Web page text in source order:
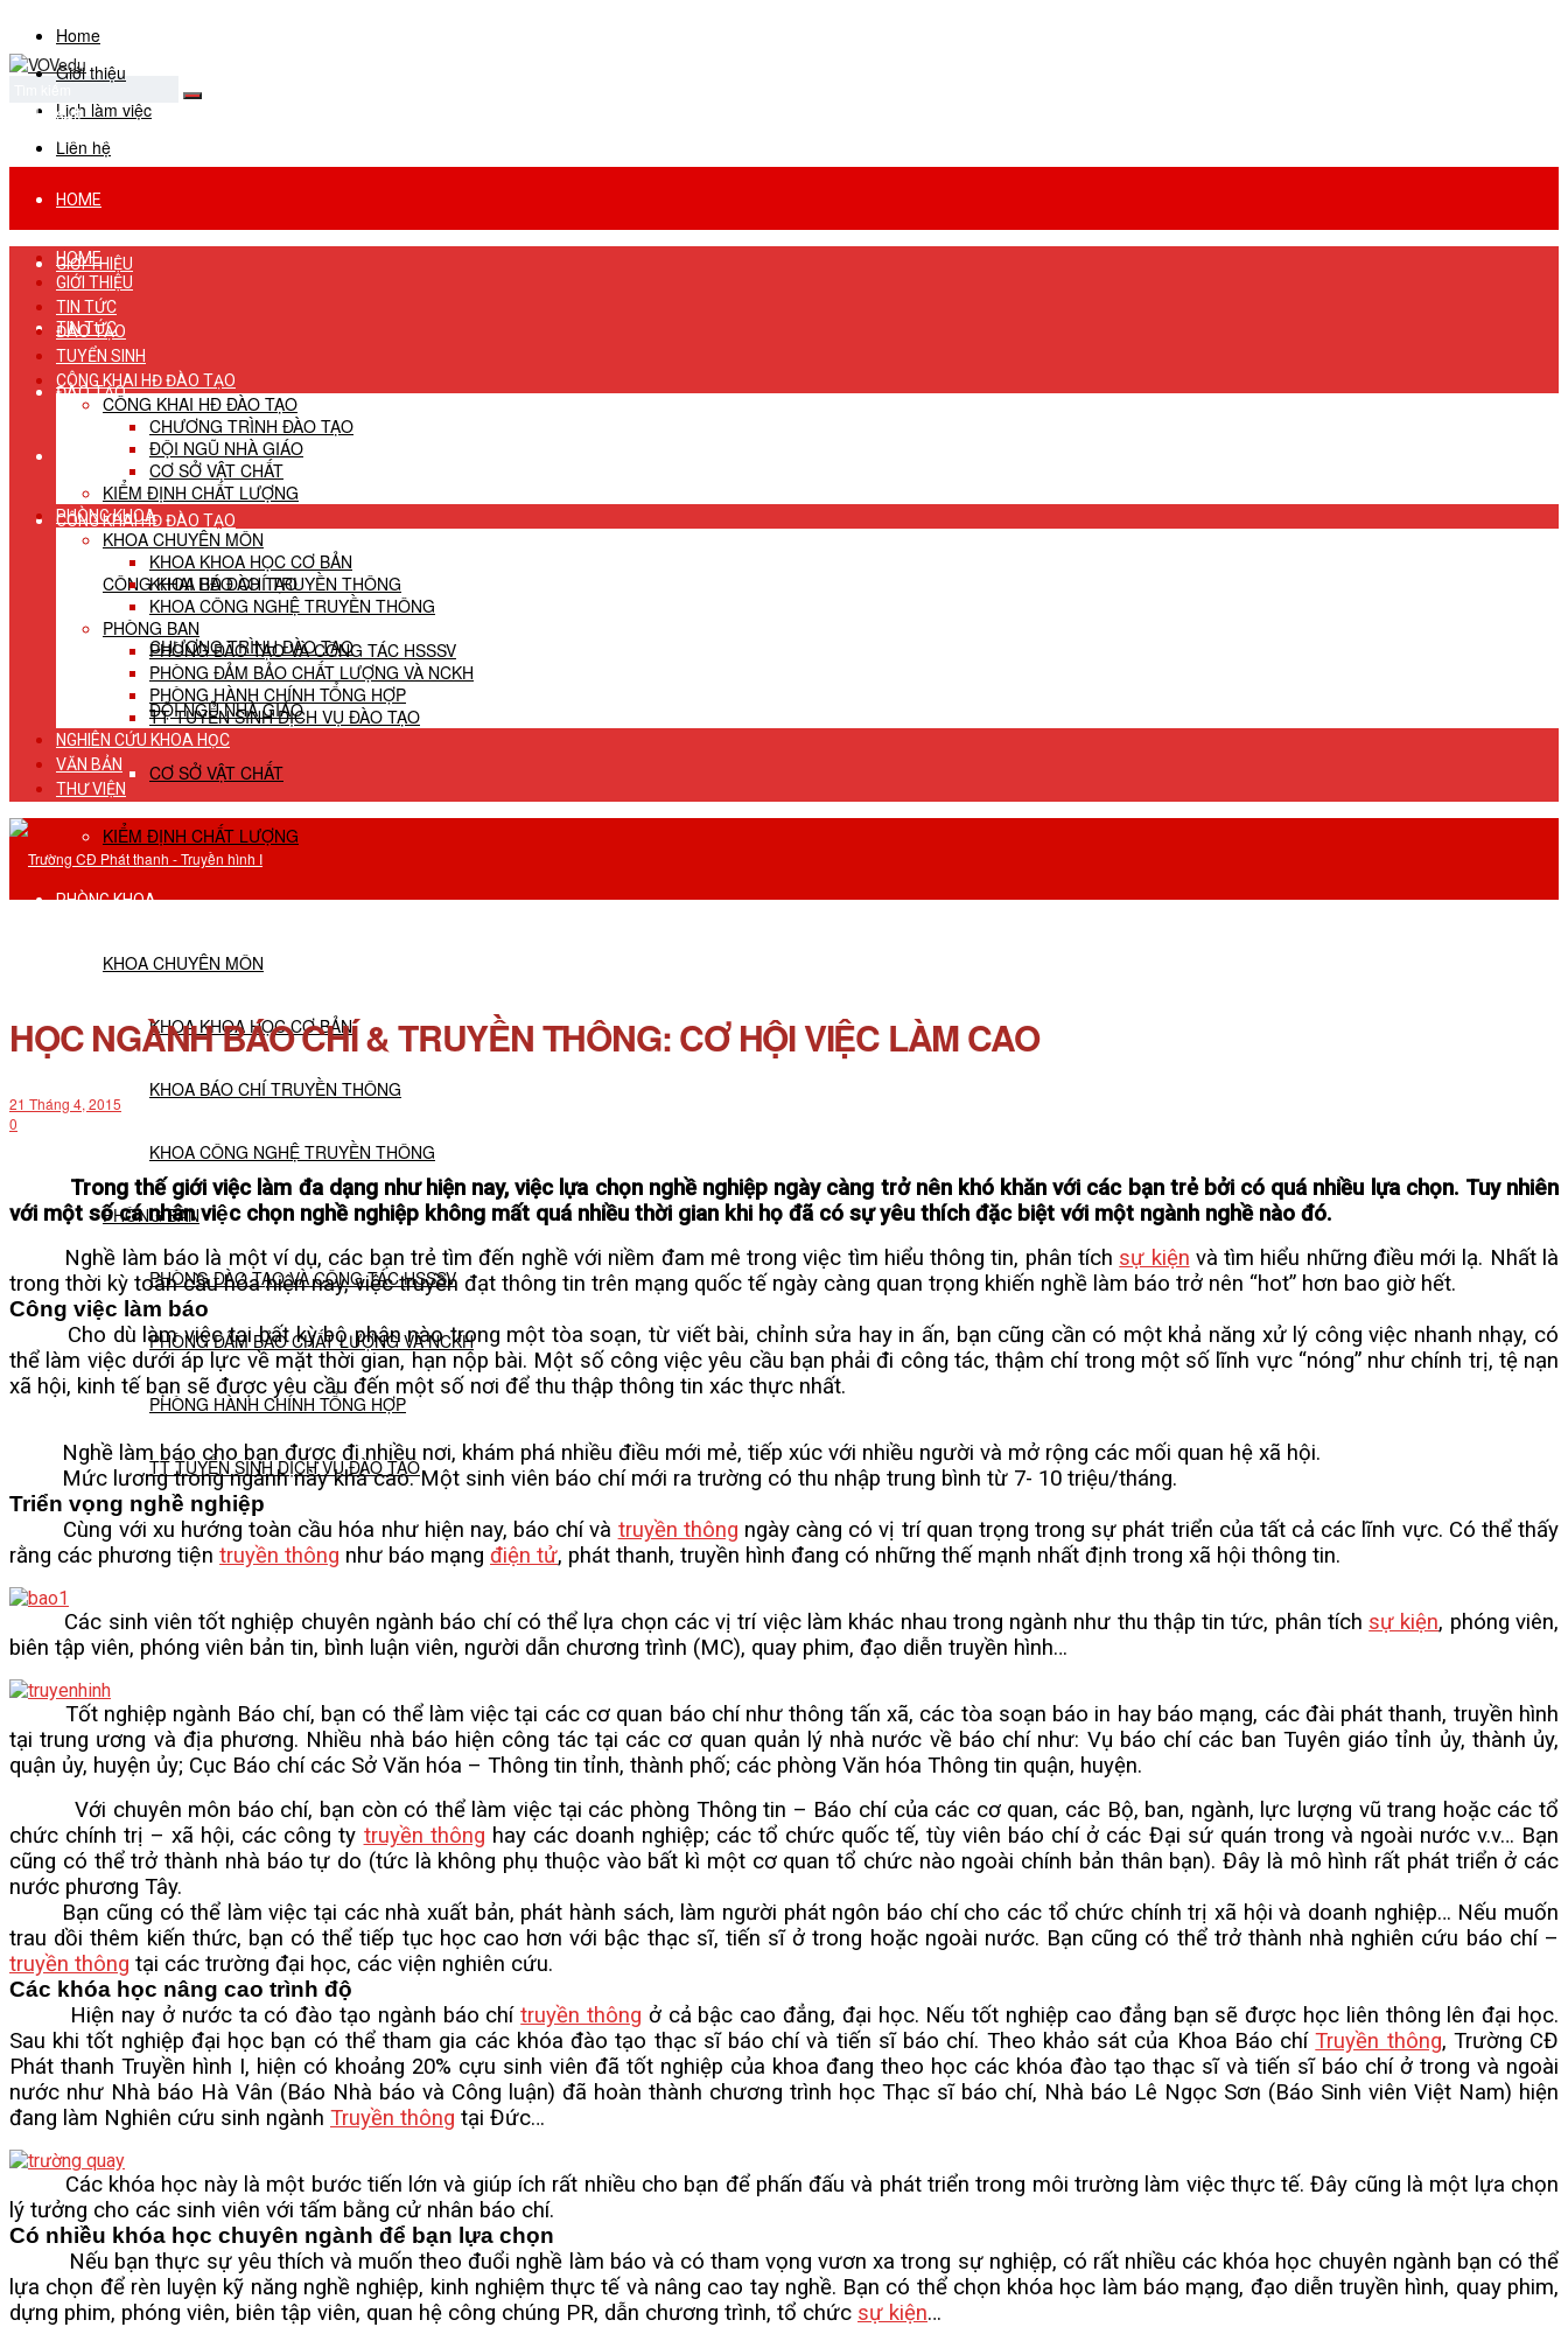
Home
Giới thiệu
Lịch làm việc
Liên hệ
No Result
View All Result
HOME
GIỚI THIỆU
TIN TỨC
ĐÀO TẠO
TUYỂN SINH
CÔNG KHAI HĐ ĐÀO TẠO
CÔNG KHAI HĐ ĐÀO TẠO
CHƯƠNG TRÌNH ĐÀO TẠO
ĐỘI NGŨ NHÀ GIÁO
CƠ SỞ VẬT CHẤT
KIỂM ĐỊNH CHẤT LƯỢNG
PHÒNG KHOA
KHOA CHUYÊN MÔN
KHOA KHOA HỌC CƠ BẢN
KHOA BÁO CHÍ TRUYỀN THÔNG
KHOA CÔNG NGHỆ TRUYỀN THÔNG
PHÒNG BAN
PHÒNG ĐÀO TẠO VÀ CÔNG TÁC HSSSV
PHÒNG ĐẢM BẢO CHẤT LƯỢNG VÀ NCKH
PHÒNG HÀNH CHÍNH TỔNG HỢP
TT TUYỂN SINH DỊCH VỤ ĐÀO TẠO
NGHIÊN CỨU KHOA HỌC
VĂN BẢN
THƯ VIỆN
HOME
GIỚI THIỆU
TIN TỨC
ĐÀO TẠO
TUYỂN SINH
CÔNG KHAI HĐ ĐÀO TẠO
CÔNG KHAI HĐ ĐÀO TẠO
CHƯƠNG TRÌNH ĐÀO TẠO
ĐỘI NGŨ NHÀ GIÁO
CƠ SỞ VẬT CHẤT
KIỂM ĐỊNH CHẤT LƯỢNG
PHÒNG KHOA
KHOA CHUYÊN MÔN
KHOA KHOA HỌC CƠ BẢN
KHOA BÁO CHÍ TRUYỀN THÔNG
KHOA CÔNG NGHỆ TRUYỀN THÔNG
PHÒNG BAN
PHÒNG ĐÀO TẠO VÀ CÔNG TÁC HSSSV
PHÒNG ĐẢM BẢO CHẤT LƯỢNG VÀ NCKH
PHÒNG HÀNH CHÍNH TỔNG HỢP
TT TUYỂN SINH DỊCH VỤ ĐÀO TẠO
NGHIÊN CỨU KHOA HỌC
VĂN BẢN
THƯ VIỆN
HỌC NGÀNH BÁO CHÍ & TRUYỀN THÔNG: CƠ HỘI VIỆC LÀM CAO
21 Tháng 4, 2015
0
Trong thế giới việc làm đa dạng như hiện nay, việc lựa chọn nghề nghiệp ngày càng trở nên khó khăn với các bạn trẻ bởi có quá nhiều lựa chọn. Tuy nhiên
với một số cá nhân việc chọn nghề nghiệp không mất quá nhiều thời gian khi họ đã có sự yêu thích đặc biệt với một ngành nghề nào đó.
Nghề làm báo là một ví dụ, các bạn trẻ tìm đến nghề với niềm đam mê trong việc tìm hiểu thông tin, phân tích sự kiện và tìm hiểu những điều mới lạ. Nhất là
trong thời kỳ toàn cầu hóa hiện nay, việc truyền đạt thông tin trên mạng quốc tế ngày càng quan trọng khiến nghề làm báo trở nên “hot” hơn bao giờ hết.
Công việc làm báo
Cho dù làm việc tại bất kỳ bộ phận nào trong một tòa soạn, từ viết bài, chỉnh sửa hay in ấn, bạn cũng cần có một khả năng xử lý công việc nhanh nhạy, có
thể làm việc dưới áp lực về mặt thời gian, hạn nộp bài. Một số công việc yêu cầu bạn phải đi công tác, thậm chí trong một số lĩnh vực “nóng” như chính trị, tệ nạn
xã hội, kinh tế bạn sẽ được yêu cầu đến một số nơi để thu thập thông tin xác thực nhất.
Nghề làm báo cho bạn được đi nhiều nơi, khám phá nhiều điều mới mẻ, tiếp xúc với nhiều người và mở rộng các mối quan hệ xã hội.
Mức lương trong ngành này khá cao. Một sinh viên báo chí mới ra trường có thu nhập trung bình từ 7- 10 triệu/tháng.
Triển vọng nghề nghiệp
Cùng với xu hướng toàn cầu hóa như hiện nay, báo chí và truyền thông ngày càng có vị trí quan trọng trong sự phát triển của tất cả các lĩnh vực. Có thể thấy
rằng các phương tiện truyền thông như báo mạng điện tử, phát thanh, truyền hình đang có những thế mạnh nhất định trong xã hội thông tin.
Các sinh viên tốt nghiệp chuyên ngành báo chí có thể lựa chọn các vị trí việc làm khác nhau trong ngành như thu thập tin tức, phân tích sự kiện, phóng viên,
biên tập viên, phóng viên bản tin, bình luận viên, người dẫn chương trình (MC), quay phim, đạo diễn truyền hình…
Tốt nghiệp ngành Báo chí, bạn có thể làm việc tại các cơ quan báo chí như thông tấn xã, các tòa soạn báo in hay báo mạng, các đài phát thanh, truyền hình
tại trung ương và địa phương. Nhiều nhà báo hiện công tác tại các cơ quan quản lý nhà nước về báo chí như: Vụ báo chí các ban Tuyên giáo tỉnh ủy, thành ủy,
quận ủy, huyện ủy; Cục Báo chí các Sở Văn hóa – Thông tin tỉnh, thành phố; các phòng Văn hóa Thông tin quận, huyện.
Với chuyên môn báo chí, bạn còn có thể làm việc tại các phòng Thông tin – Báo chí của các cơ quan, các Bộ, ban, ngành, lực lượng vũ trang hoặc các tổ
chức chính trị – xã hội, các công ty truyền thông hay các doanh nghiệp; các tổ chức quốc tế, tùy viên báo chí ở các Đại sứ quán trong và ngoài nước v.v… Bạn
cũng có thể trở thành nhà báo tự do (tức là không phụ thuộc vào bất kì một cơ quan tổ chức nào ngoài chính bản thân bạn). Đây là mô hình rất phát triển ở các
nước phương Tây.
Bạn cũng có thể làm việc tại các nhà xuất bản, phát hành sách, làm người phát ngôn báo chí cho các tổ chức chính trị xã hội và doanh nghiệp… Nếu muốn
trau dồi thêm kiến thức, bạn có thể tiếp tục học cao hơn với bậc thạc sĩ, tiến sĩ ở trong hoặc ngoài nước. Bạn cũng có thể trở thành nhà nghiên cứu báo chí –
truyền thông tại các trường đại học, các viện nghiên cứu.
Các khóa học nâng cao trình độ
Hiện nay ở nước ta có đào tạo ngành báo chítruyền thông ở cả bậc cao đẳng, đại học. Nếu tốt nghiệp cao đẳng bạn sẽ được học liên thông lên đại học.
Sau khi tốt nghiệp đại học bạn có thể tham gia các khóa đào tạo thạc sĩ báo chí và tiến sĩ báo chí. Theo khảo sát của Khoa Báo chíTruyền thông, Trường CĐ
Phát thanh Truyền hình I, hiện có khoảng 20% cựu sinh viên đã tốt nghiệp của khoa đang theo học các khóa đào tạo thạc sĩ và tiến sĩ báo chí ở trong và ngoài
nước như Nhà báo Hà Vân (Báo Nhà báo và Công luận) đã hoàn thành chương trình học Thạc sĩ báo chí, Nhà báo Lê Ngọc Sơn (Báo Sinh viên Việt Nam) hiện
đang làm Nghiên cứu sinh ngành Truyền thông tại Đức…
Các khóa học này là một bước tiến lớn và giúp ích rất nhiều cho bạn để phấn đấu và phát triển trong môi trường làm việc thực tế. Đây cũng là một lựa chọn
lý tưởng cho các sinh viên với tấm bằng cử nhân báo chí.
Có nhiều khóa học chuyên ngành để bạn lựa chọn
Nếu bạn thực sự yêu thích và muốn theo đuổi nghề làm báo và có tham vọng vươn xa trong sự nghiệp, có rất nhiều các khóa học chuyên ngành bạn có thể
lựa chọn để rèn luyện kỹ năng nghề nghiệp, kinh nghiệm thực tế và nâng cao tay nghề. Bạn có thể chọn khóa học làm báo mạng, đạo diễn truyền hình, quay phim,
dựng phim, phóng viên, biên tập viên, quan hệ công chúng PR, dẫn chương trình, tổ chức sự kiện…